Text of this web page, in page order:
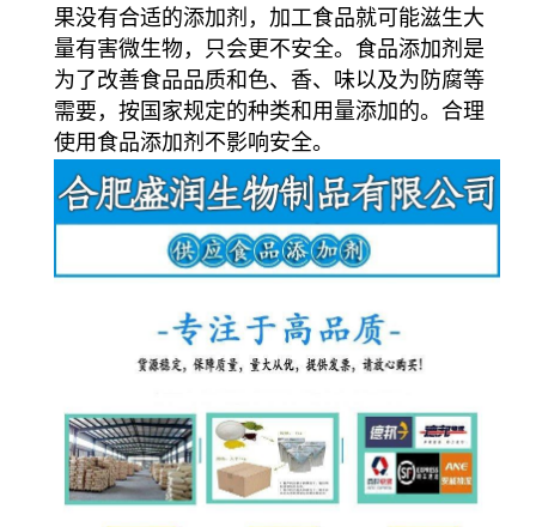
果没有合适的添加剂，加工食品就可能滋生大
量有害微生物，只会更不安全。食品添加剂是
为了改善食品品质和色、香、味以及为防腐等
需要，按国家规定的种类和用量添加的。合理
使用食品添加剂不影响安全。